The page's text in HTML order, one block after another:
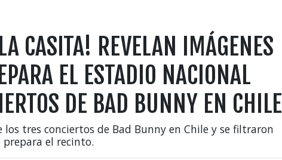
CASITA! REVELAN IMÁGENES
EL ESTADIO NACIONAL
DE BAD BUNNY EN CHILE
los tres conciertos de Bad Bunny en Chile y se filtraron
el recinto.